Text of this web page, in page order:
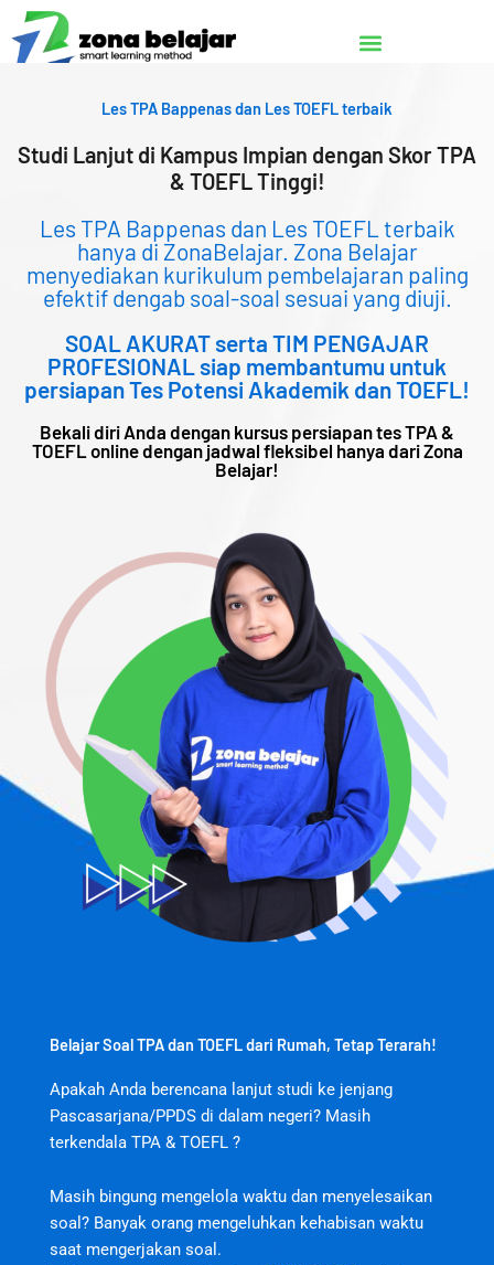
Lewati
ke
konten
Les TPA Bappenas dan Les TOEFL terbaik
Studi Lanjut di Kampus Impian dengan Skor TPA
& TOEFL Tinggi!
Les TPA Bappenas dan Les TOEFL terbaik
hanya di ZonaBelajar. Zona Belajar
menyediakan kurikulum pembelajaran paling
efektif dengab soal-soal sesuai yang diuji.
SOAL AKURAT serta TIM PENGAJAR
PROFESIONAL siap membantumu untuk
persiapan Tes Potensi Akademik dan TOEFL!
Bekali diri Anda dengan kursus persiapan tes TPA &
TOEFL online dengan jadwal fleksibel hanya dari Zona
Belajar!
Belajar Soal TPA dan TOEFL dari Rumah, Tetap Terarah!
Apakah Anda berencana lanjut studi ke jenjang
Pascasarjana/PPDS di dalam negeri? Masih
terkendala TPA & TOEFL ?
Masih bingung mengelola waktu dan menyelesaikan
soal? Banyak orang mengeluhkan kehabisan waktu
saat mengerjakan soal.